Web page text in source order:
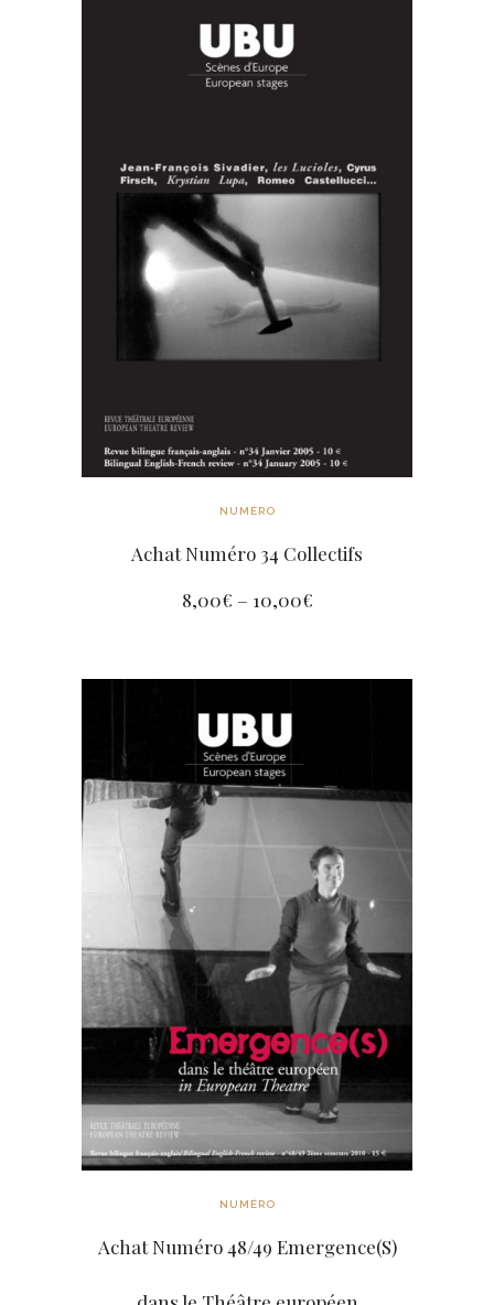
NUMÉRO
Achat Numéro 34 Collectifs
8,00€ – 10,00€
NUMÉRO
Achat Numéro 48/49 Emergence(S)